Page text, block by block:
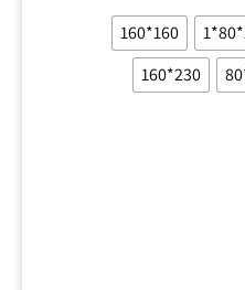
160*160
230*160